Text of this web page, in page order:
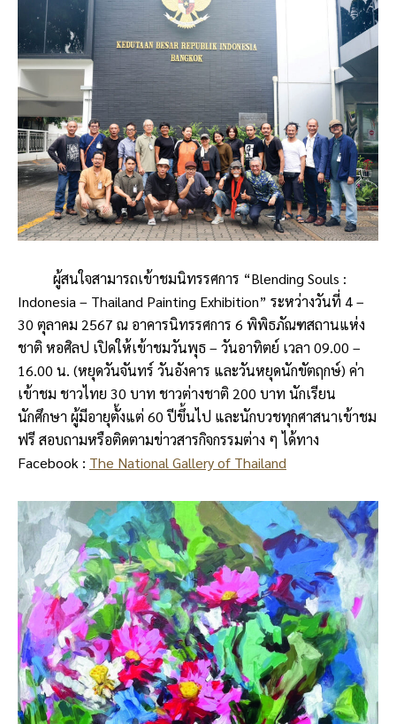
ผู้สนใจสามารถเข้าชมนิทรรศการ “Blending Souls :
Indonesia – Thailand Painting Exhibition” ระหว่างวันที่ 4 –
30 ตุลาคม 2567 ณ อาคารนิทรรศการ 6 พิพิธภัณฑสถานแห่ง
ชาติ หอศิลป เปิดให้เข้าชมวันพุธ – วันอาทิตย์ เวลา 09.00 –
16.00 น. (หยุดวันจันทร์ วันอังคาร และวันหยุดนักขัตฤกษ์) ค่า
เข้าชม ชาวไทย 30 บาท ชาวต่างชาติ 200 บาท นักเรียน
นักศึกษา ผู้มีอายุตั้งแต่ 60 ปีขึ้นไป และนักบวชทุกศาสนาเข้าชม
ฟรี สอบถามหรือติดตามข่าวสารกิจกรรมต่าง ๆ ได้ทาง
Facebook : The National Gallery of Thailand